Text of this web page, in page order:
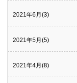
2021年6月(3)
2021年5月(5)
2021年4月(8)